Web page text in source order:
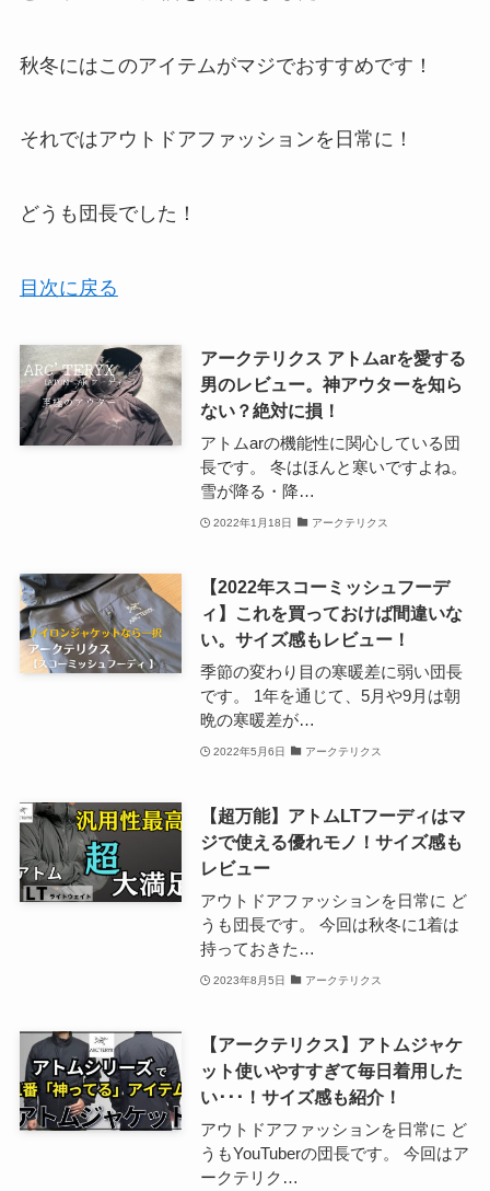
秋冬にはこのアイテムがマジでおすすめです！
それではアウトドアファッションを日常に！
どうも団長でした！
目次に戻る
アークテリクス アトムarを愛する
男のレビュー。神アウターを知ら
ない？絶対に損！
アトムarの機能性に関心している団
長です。 冬はほんと寒いですよね。
雪が降る・降…
2022年1月18日 アークテリクス
【2022年スコーミッシュフーデ
ィ】これを買っておけば間違いな
い。サイズ感もレビュー！
季節の変わり目の寒暖差に弱い団長
です。 1年を通じて、5月や9月は朝
晩の寒暖差が…
2022年5月6日 アークテリクス
【超万能】アトムLTフーディはマ
ジで使える優れモノ！サイズ感も
レビュー
アウトドアファッションを日常に ど
うも団長です。 今回は秋冬に1着は
持っておきた…
2023年8月5日 アークテリクス
【アークテリクス】アトムジャケ
ット使いやすすぎて毎日着用した
い･･･！サイズ感も紹介！
アウトドアファッションを日常に ど
うもYouTuberの団長です。 今回はア
ークテリク…